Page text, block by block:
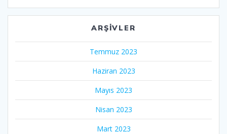
ARŞIVLER
Temmuz 2023
Haziran 2023
Mayıs 2023
Nisan 2023
Mart 2023